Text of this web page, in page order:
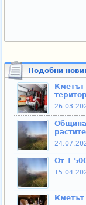
Подобни
Община
От 1